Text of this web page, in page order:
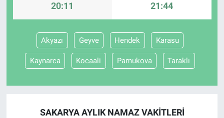
20:11 21:44
Akyazı Geyve Hendek Karasu
Kaynarca Kocaali Pamukova Taraklı
SAKARYA AYLIK NAMAZ VAKITLERI